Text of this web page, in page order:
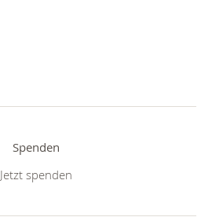
Spenden
Jetzt spenden